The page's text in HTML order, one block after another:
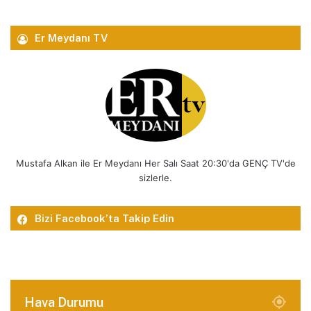
Er Meydanı TV
Mustafa Alkan ile Er Meydanı Her Salı Saat 20:30'da GENÇ TV'de
sizlerle.
Bizi Facebook’ta Takip Edin
Hava Durumu